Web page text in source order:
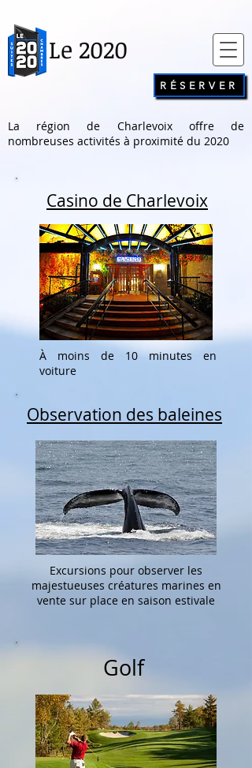
Le 2020
RÉSERVER
La région de Charlevoix offre de
nombreuses activités à proximité du 2020
Casino de Charlevoix
À moins de 10 minutes en
voiture
Observation des baleines
Excursions pour observer les
majestueuses créatures marines en
vente sur place en saison estivale
Golf